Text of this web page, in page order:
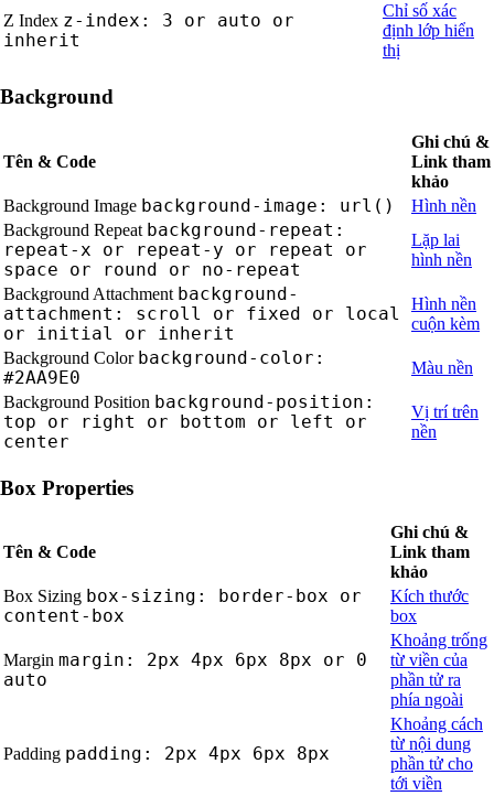
Z Index z-index: 3 or auto or
inherit
Chỉ số xác
định lớp hiển
thị
Background
Tên & Code
Ghi chú &
Link tham
khảo
Background Image background-image: url()
Hình nền
Background Repeat background-repeat:
repeat-x or repeat-y or repeat or
space or round or no-repeat
Lặp lai
hình nền
Background Attachment background-
attachment: scroll or fixed or local
or initial or inherit
Hình nền
cuộn kèm
Background Color background-color:
#2AA9E0
Màu nền
Background Position background-position:
top or right or bottom or left or
center
Vị trí trên
nền
Box Properties
Tên & Code
Ghi chú &
Link tham
khảo
Box Sizing box-sizing: border-box or
content-box
Kích thước
box
Margin margin: 2px 4px 6px 8px or 0
auto
Khoảng trống
từ viền của
phần tử ra
phía ngoài
Padding padding: 2px 4px 6px 8px
Khoảng cách
từ nội dung
phần tử cho
tới viền